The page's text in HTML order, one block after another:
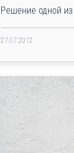
Решение одной
27.07.2012